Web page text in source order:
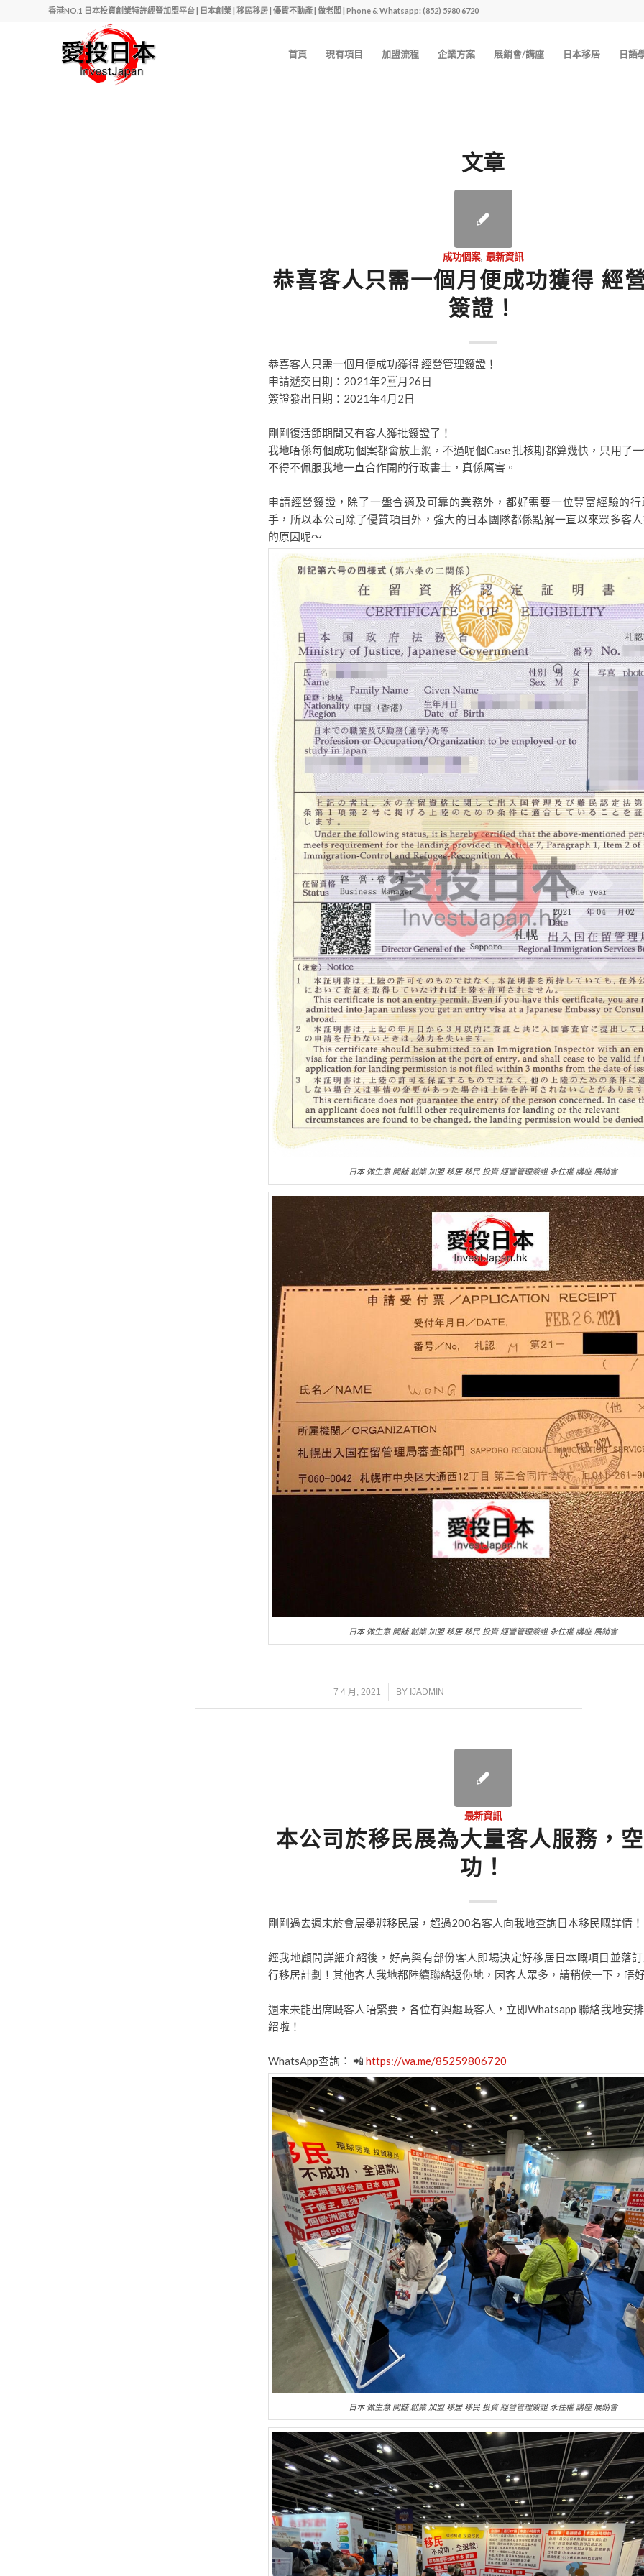
香港NO.1 日本投資創業特許經營加盟平台 | 日本創業 | 移民移居 | 優質不動產 | 做老闆 | Phone & Whatsapp: (852) 5980 6720
首頁 現有項目 加盟流程 企業方案 展銷會/講座 日本移居 日語
文章
成功個案, 最新資訊
恭喜客人只需一個月便成功獲得 經
簽證！
恭喜客人只需一個月便成功獲得 經營管理簽證！
申請遞交日期：2021年2月26日
簽證發出日期：2021年4月2日
剛剛復活節期間又有客人獲批簽證了！
我地唔係每個成功個案都會放上網，不過呢個Case 批核期都算幾快，只用了
不得不佩服我地一直合作開的行政書士，真係厲害。
申請經營簽證，除了一盤合適及可靠的業務外，都好需要一位豐富經驗的
手，所以本公司除了優質項目外，強大的日本團隊都係點解一直以來眾多客
的原因呢～
日本 做生意 開舖 創業 加盟 移居 移民 投資 經營管理簽證 永住權 講座 展銷會
日本 做生意 開舖 創業 加盟 移居 移民 投資 經營管理簽證 永住權 講座 展銷會
7 4 月, 2021
/ BY IJADMIN
最新資訊
本公司於移民展為大量客人服務，
功！
剛剛過去週末於會展舉辦移民展，超過200名客人向我地查詢日本移民嘅詳情！
經我地顧問詳細介紹後，好高興有部份客人即場決定好移居日本嘅項目並落
行移居計劃！其他客人我地都陸續聯絡返你地，因客人眾多，請稍候一下，唔
週末未能出席嘅客人唔緊要，各位有興趣嘅客人，立即Whatsapp 聯絡我地安
紹啦！
WhatsApp查詢︰ 📲 https://wa.me/85259806720
日本 做生意 開舖 創業 加盟 移居 移民 投資 經營管理簽證 永住權 講座 展銷會